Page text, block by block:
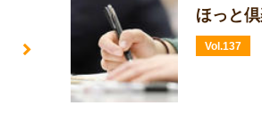
ほっと
Vol.137